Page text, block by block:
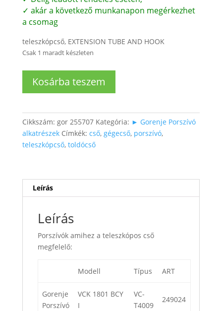
✓ akár a következő munkanapon megérkezhet
a csomag
teleszkópcső, EXTENSION TUBE AND HOOK
Csak 1 maradt készleten
teleszkópcső
Kosárba teszem
Cikkszám: gor 255707 Kategória: ► Gorenje Porszívó
alkatrészek Címkék: cső, gégecső, porszívó,
teleszkópcső, toldócső
Leírás
Leírás
Porszívók amihez a teleszkópos cső
megfelelő:
Modell Típus ART
Gorenje
Porszívó
VCK 1801 BCY
I
VC-
T4009
249024